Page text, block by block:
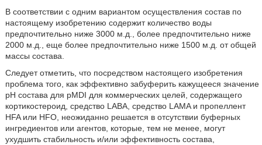
В соответствии с одним вариантом осуществления состав по
настоящему изобретению содержит количество воды
предпочтительно ниже 3000 м.д., более предпочтительно ниже
2000 м.д., еще более предпочтительно ниже 1500 м.д. от общей
массы состава.
Следует отметить, что посредством настоящего изобретения
проблема того, как эффективно забуферить кажущееся значение
pH состава для pMDI для коммерческих целей, содержащего
кортикостероид, средство LABA, средство LAMA и пропеллент
HFA или HFO, неожиданно решается в отсутствии буферных
ингредиентов или агентов, которые, тем не менее, могут
ухудшить стабильность и/или эффективность состава,